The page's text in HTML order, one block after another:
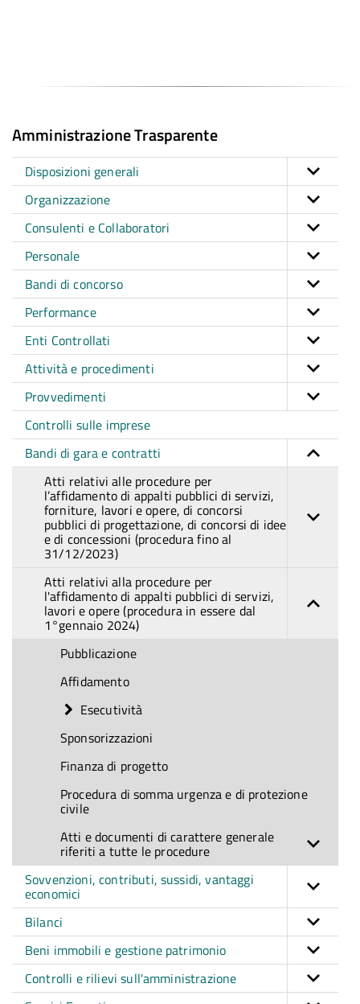
Amministrazione Trasparente
Disposizioni generali
Organizzazione
Consulenti e Collaboratori
Personale
Bandi di concorso
Performance
Enti Controllati
Attività e procedimenti
Provvedimenti
Controlli sulle imprese
Bandi di gara e contratti
Atti relativi alle procedure per
l’affidamento di appalti pubblici di servizi,
forniture, lavori e opere, di concorsi
pubblici di progettazione, di concorsi di idee
e di concessioni (procedura fino al
31/12/2023)
Atti relativi alla procedure per
l'affidamento di appalti pubblici di servizi,
lavori e opere (procedura in essere dal
1°gennaio 2024)
Pubblicazione
Affidamento
Esecutività
Sponsorizzazioni
Finanza di progetto
Procedura di somma urgenza e di protezione
civile
Atti e documenti di carattere generale
riferiti a tutte le procedure
Sovvenzioni, contributi, sussidi, vantaggi
economici
Bilanci
Beni immobili e gestione patrimonio
Controlli e rilievi sull'amministrazione